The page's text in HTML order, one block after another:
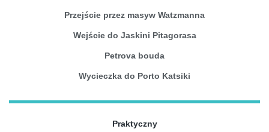
Przejście przez masyw Watzmanna
Wejście do Jaskini Pitagorasa
Petrova bouda
Wycieczka do Porto Katsiki
Praktyczny